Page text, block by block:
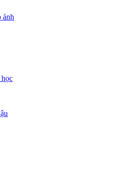
ảnh